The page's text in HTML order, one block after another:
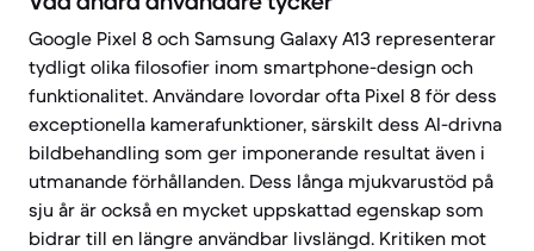
Google Pixel 8 och Samsung Galaxy A13 representerar
tydligt olika filosofier inom smartphone-design och
funktionalitet. Användare lovordar ofta Pixel 8 för dess
exceptionella kamerafunktioner, särskilt dess AI-drivna
bildbehandling som ger imponerande resultat även i
utmanande förhållanden. Dess långa mjukvarustöd på
sju år är också en mycket uppskattad egenskap som
bidrar till en längre användbar livslängd. Kritiken mot